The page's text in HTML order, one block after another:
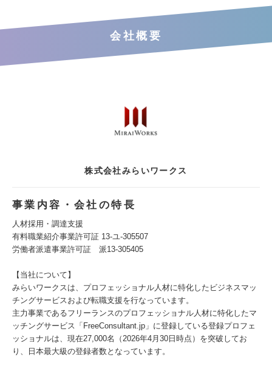
会社概要
株式会社みらいワークス
事業内容・会社の特長
人材採用・調達支援
有料職業紹介事業許可証 13-ユ-305507
労働者派遣事業許可証 派13-305405
【当社について】
みらいワークスは、プロフェッショナル人材に特化したビジネスマッ
チングサービスおよび転職支援を行なっています。
主力事業であるフリーランスのプロフェッショナル人材に特化したマ
ッチングサービス「FreeConsultant.jp」に登録している登録プロフェ
ッショナルは、現在27,000名（2026年4月30日時点）を突破してお
り、日本最大級の登録者数となっています。